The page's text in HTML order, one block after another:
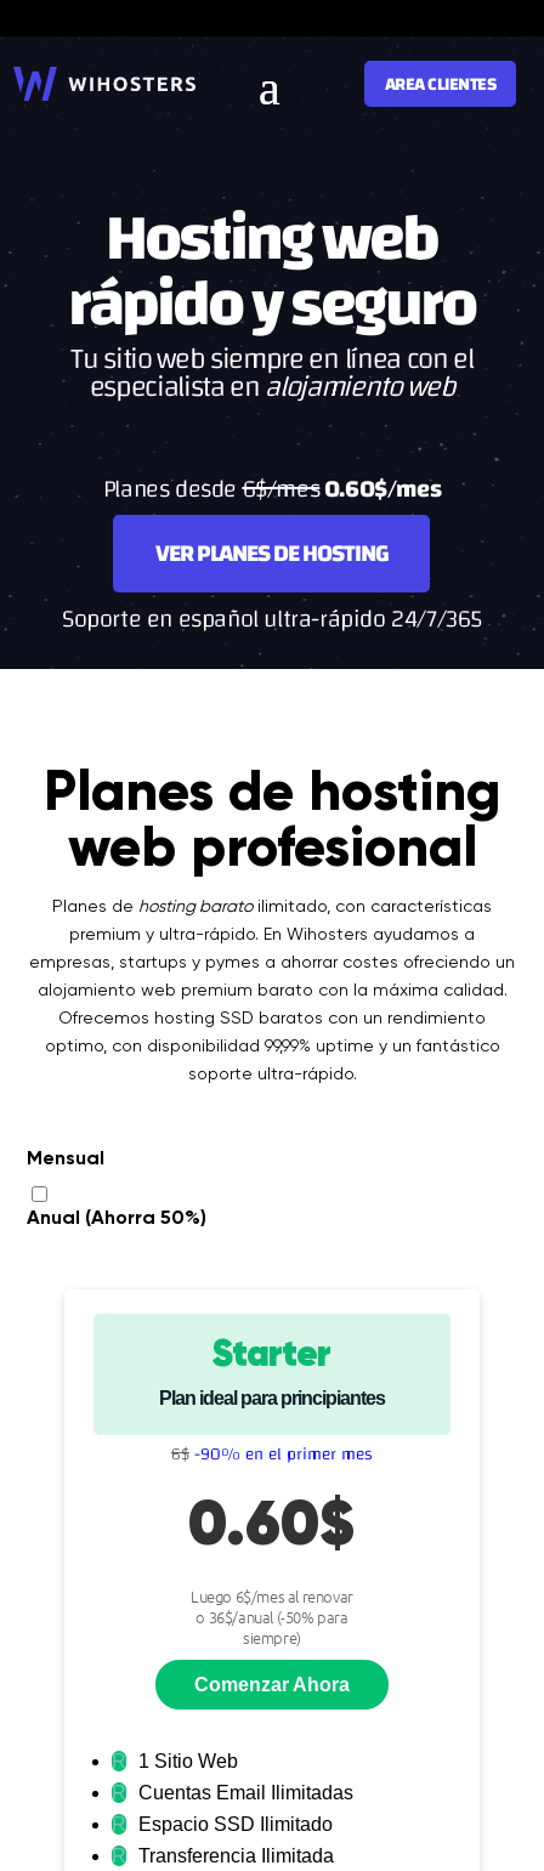
AREA CLIENTES
Hostingweb
rápido y seguro
Tu sitio web siempre en línea con el
especialista enalojamiento web
Planes desde6$/mes0.60$/mes
VER PLANES DE HOSTING
Soporte en español ultra-rápido 24/7/365
Planes de hosting
web profesional
Planes de hosting baratoilimitado, con características
premium y ultra-rápido. En Wihosters ayudamos a
empresas, startups y pymes a ahorrar costes ofreciendo un
alojamiento web premium barato con la máxima calidad.
Ofrecemos hosting SSD baratos con un rendimiento
optimo, con disponibilidad 99,99% uptime y un fantástico
soporte ultra-rápido.
Mensual
Anual (Ahorra 50%)
Starter
Plan ideal para principiantes
6$-90% en el primer mes
0.60$
Luego 6$/mes al renovar
o 36$/anual (-50% para
siempre)
Comenzar Ahora
R
1 Sitio Web
R
Cuentas Email Ilimitadas
R
Espacio SSD Ilimitado
R
Transferencia Ilimitada